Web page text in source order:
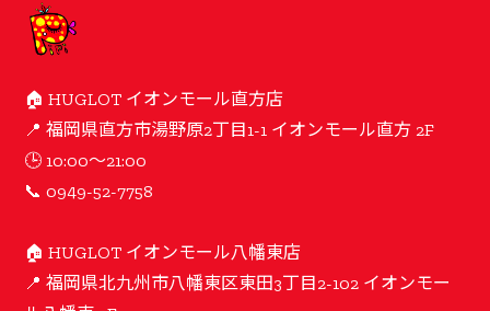
🏠 HUGLOT イオンモール直方店
📍 福岡県直方市湯野原2丁目1-1 イオンモール直方 2F
🕒 10:00〜21:00
📞 0949-52-7758
🏠 HUGLOT イオンモール八幡東店
📍 福岡県北九州市八幡東区東田3丁目2-102 イオンモー